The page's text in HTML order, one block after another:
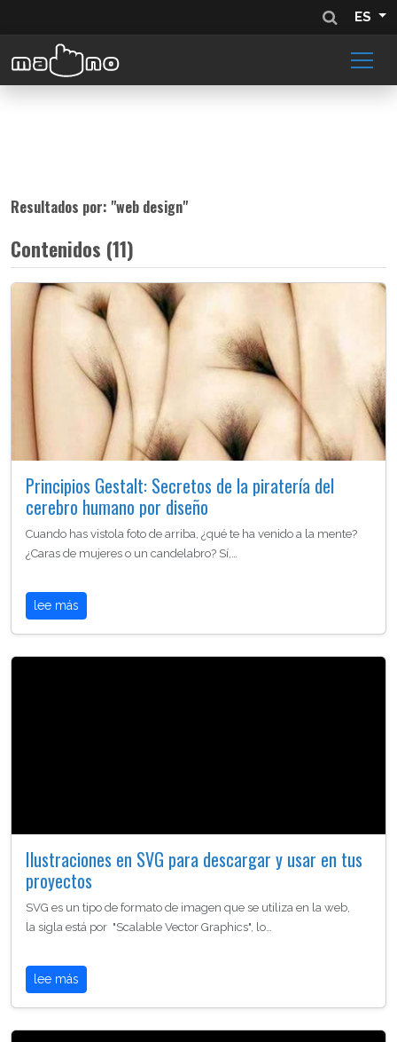
ES
Resultados por: "web design"
Contenidos (11)
Principios Gestalt: Secretos de la piratería del
cerebro humano por diseño
Cuando has vistola foto de arriba, ¿qué te ha venido a la mente?
¿Caras de mujeres o un candelabro? Sí,…
lee más
Ilustraciones en SVG para descargar y usar en tus
proyectos
SVG es un tipo de formato de imagen que se utiliza en la web,
la sigla está por "Scalable Vector Graphics", lo…
lee más